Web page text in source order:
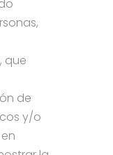
que
de
y/o